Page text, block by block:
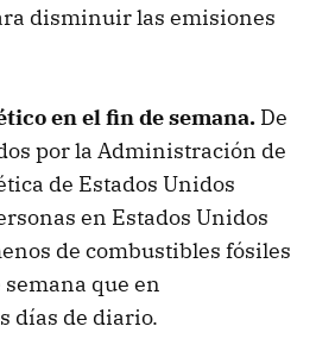
disminuir las emisiones
en el fin de semana. De
por la Administración de
de Estados Unidos
en Estados Unidos
de combustibles fósiles
que en
días de diario.